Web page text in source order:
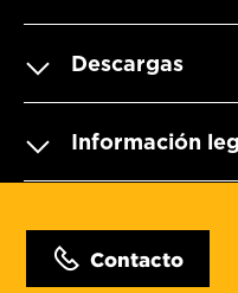
Descargas
Información
Contacto